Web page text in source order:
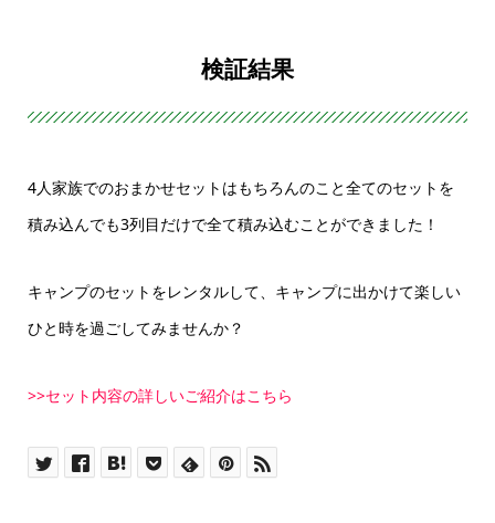
検証結果
4人家族でのおまかせセットはもちろんのこと全てのセットを
積み込んでも3列目だけで全て積み込むことができました！
キャンプのセットをレンタルして、キャンプに出かけて楽しい
ひと時を過ごしてみませんか？
>>セット内容の詳しいご紹介はこちら